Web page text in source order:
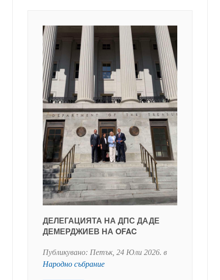
ДЕЛЕГАЦИЯТА НА ДПС ДАДЕ
ДЕМЕРДЖИЕВ НА OFAC
Публикувано: Петък, 24 Юли 2026. в
Народно събрание